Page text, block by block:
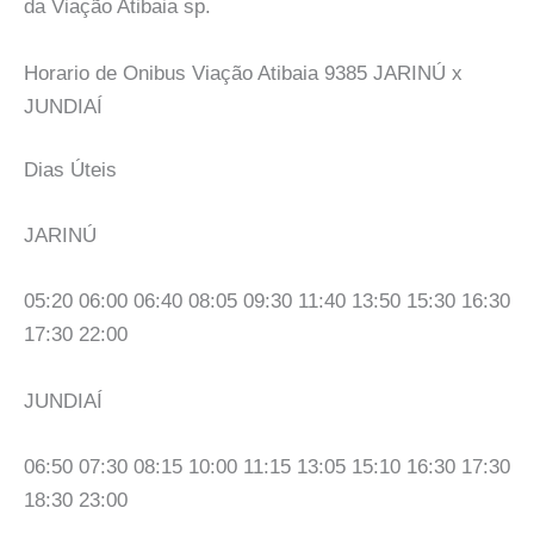
da Viação Atibaia sp.
Horario de Onibus Viação Atibaia 9385 JARINÚ x
JUNDIAÍ
Dias Úteis
JARINÚ
05:20 06:00 06:40 08:05 09:30 11:40 13:50 15:30 16:30
17:30 22:00
JUNDIAÍ
06:50 07:30 08:15 10:00 11:15 13:05 15:10 16:30 17:30
18:30 23:00